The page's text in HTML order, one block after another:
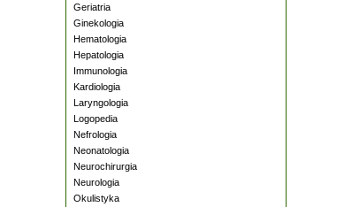
Geriatria
Ginekologia
Hematologia
Hepatologia
Immunologia
Kardiologia
Laryngologia
Logopedia
Nefrologia
Neonatologia
Neurochirurgia
Neurologia
Okulistyka